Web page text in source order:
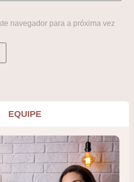
navegador para a próxima vez
EQUIPE